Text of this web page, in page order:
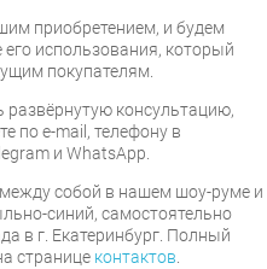
приобретением, и будем
использования, который
покупателям.
развёрнутую консультацию,
по e-mail, телефону в
и WhatsApp.
собой в нашем шоу-руме и
синий, самостоятельно
в г. Екатеринбург. Полный
странице контактов